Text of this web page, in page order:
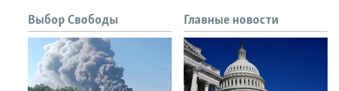
Выбор Свободы Главные новости